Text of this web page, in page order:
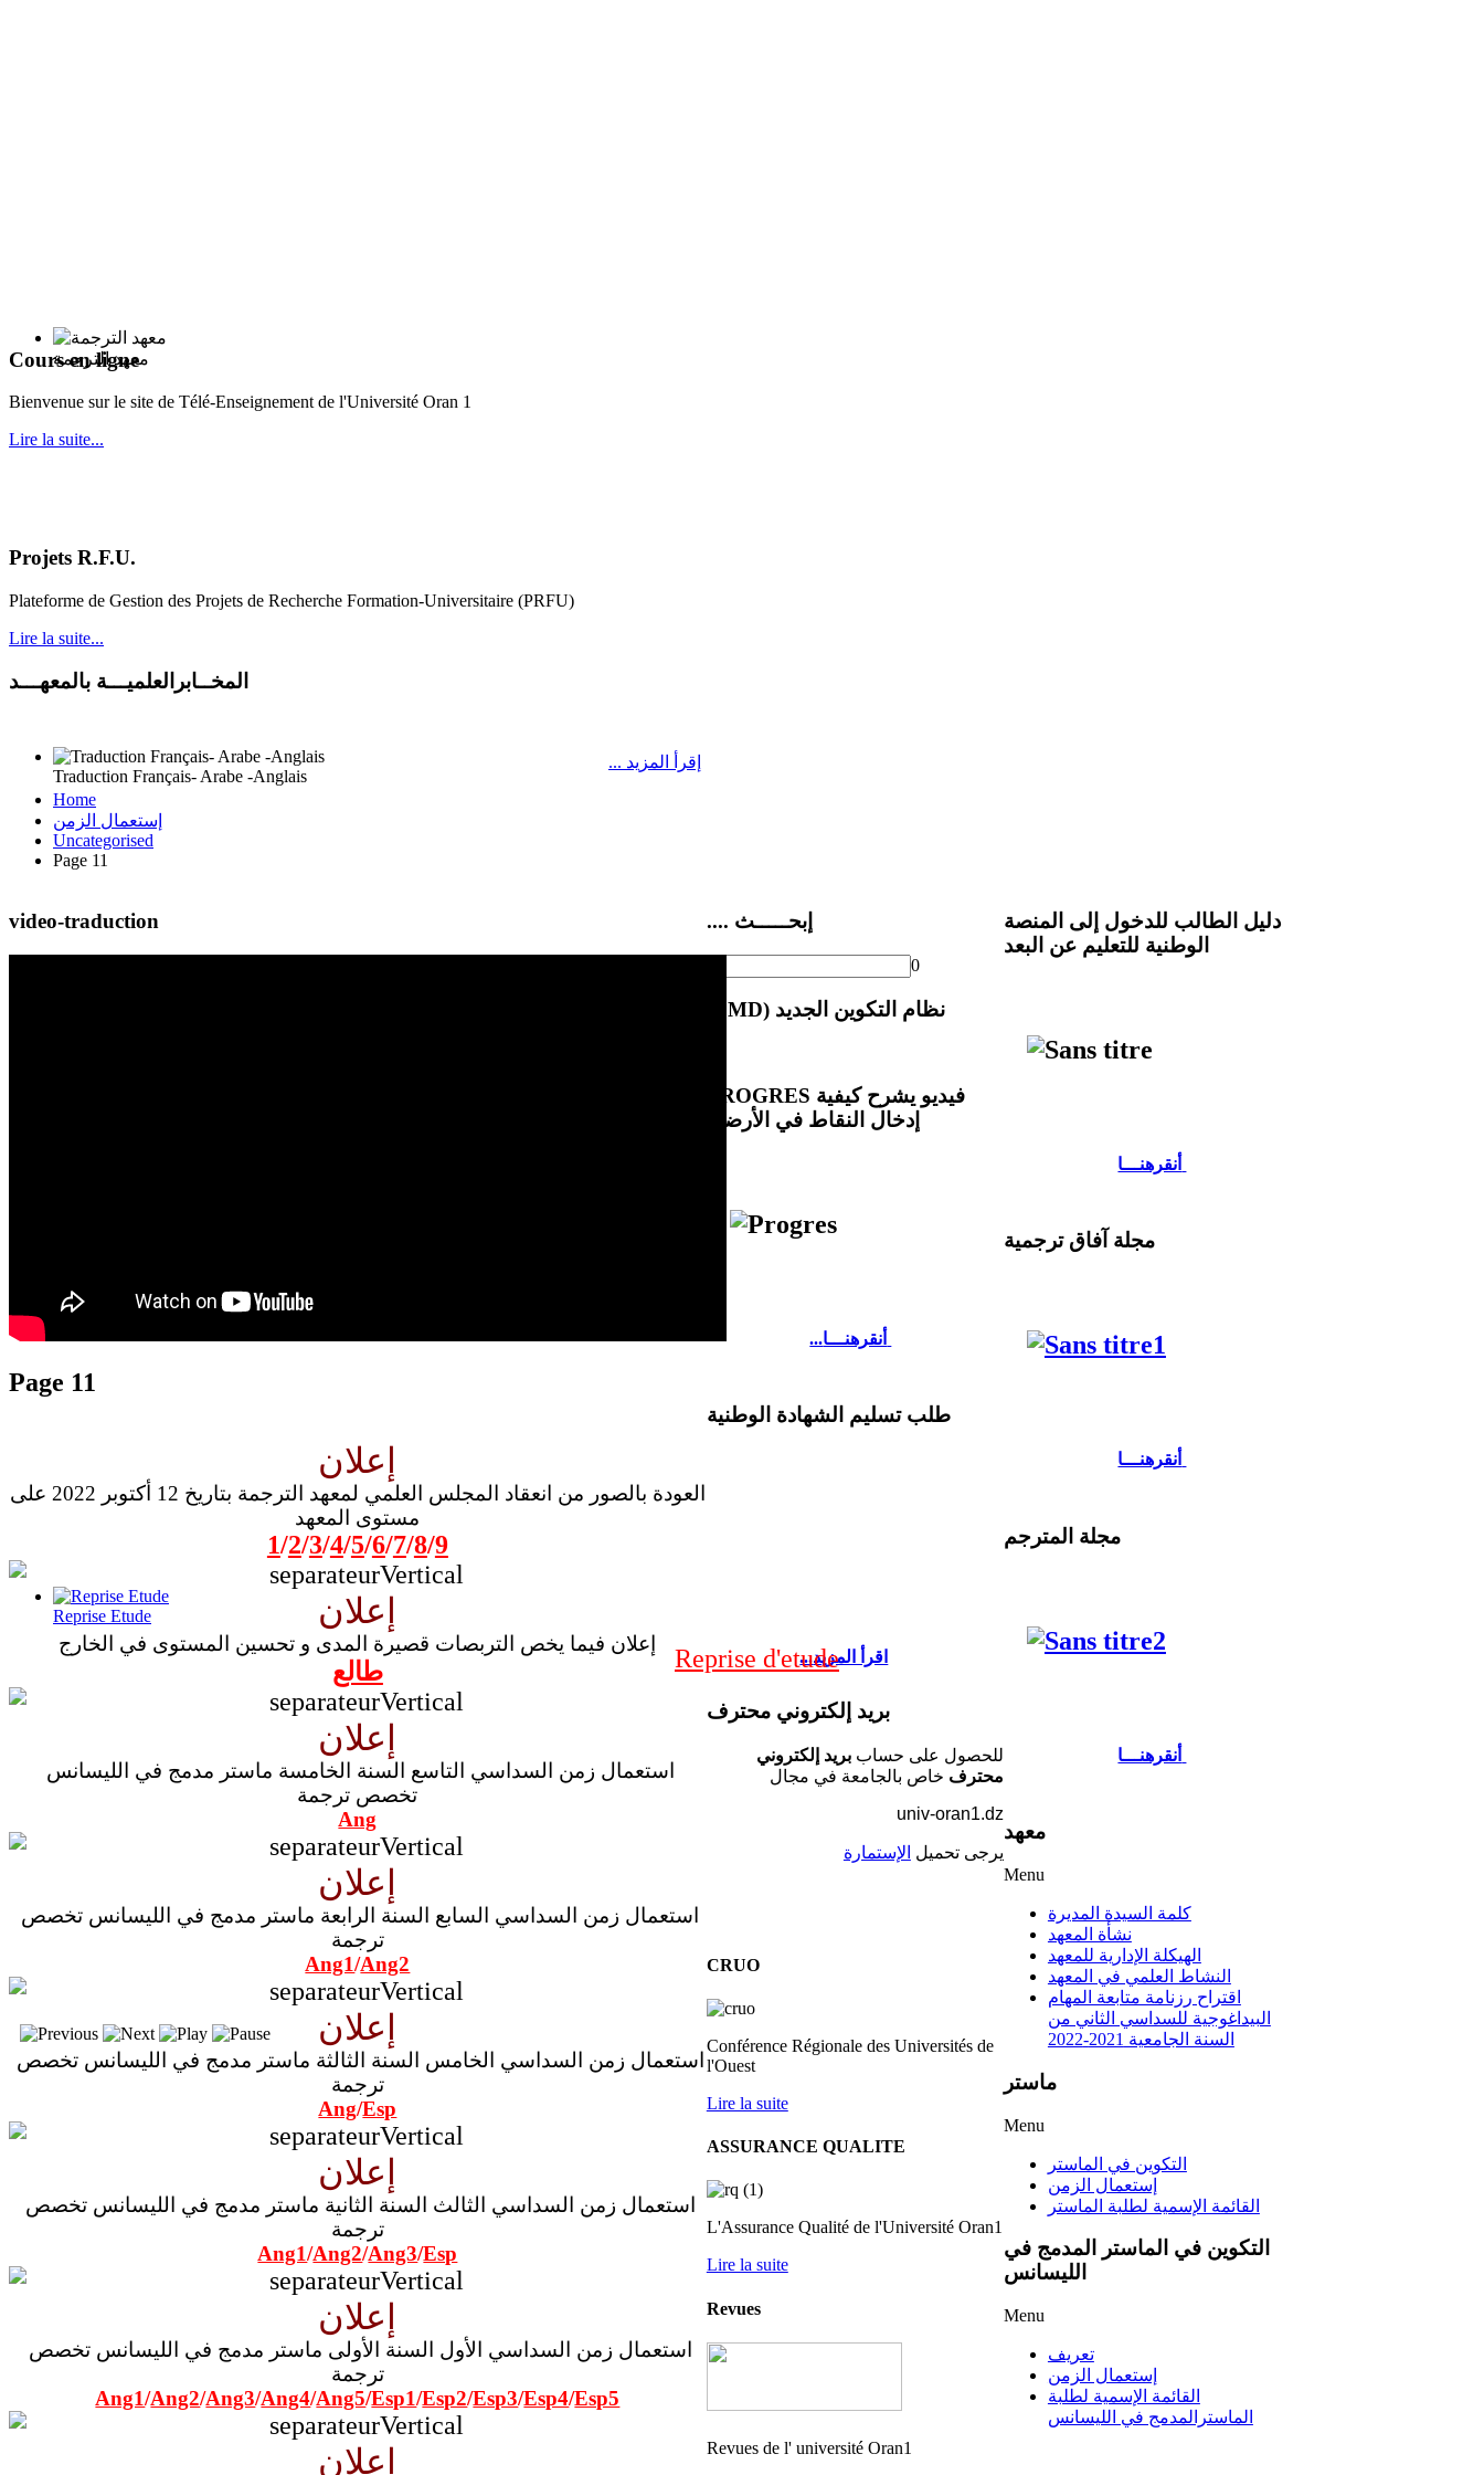
معهد الترجمة
Traduction Français- Arabe -Anglais
Reprise Etude
Reprise d'etude
Cours en ligne
Bienvenue sur le site de Télé-Enseignement de l'Université Oran 1
Lire la suite...
Projets R.F.U.
Plateforme de Gestion des Projets de Recherche Formation-Universitaire (PRFU)
Lire la suite...
المخــابرالعلميـــة بالمعهـــد
... إقرأ المزيد
Home
إستعمال الزمن
Uncategorised
Page 11
video-traduction
Page 11
إعلان
العودة بالصور من انعقاد المجلس العلمي لمعهد الترجمة بتاريخ 12 أكتوبر 2022 على
مستوى المعهد
1/2/3/4/5/6/7/8/9
إعلان
إعلان فيما يخص التربصات قصيرة المدى و تحسين المستوى في الخارج
طالع
إعلان
تخصص ترجمة
Ang
إعلان
ترجمة
Ang1/Ang2
إعلان
ترجمة
Ang/Esp
إعلان
ترجمة
Ang1/Ang2/Ang3/Esp
إعلان
ترجمة
Ang1/Ang2/Ang3/Ang4/Ang5/Esp1/Esp2/Esp3/Esp4/Esp5
إعلان
.... إبحـــــث
0
(LMD) نظام التكوين الجديد
PROGRES فيديو يشرح كيفية
إدخال النقاط في الأرضية
...أنقرهنـــا
طلب تسليم الشهادة الوطنية
...اقرأ المزيد
بريد إلكتروني محترف
للحصول على حساببريد إلكتروني
محترف خاص بالجامعة في مجال
univ-oran1.dz
يرجى تحميل الإستمارة
دليل الطالب للدخول إلى المنصة
الوطنية للتعليم عن البعد
أنقرهنـــا
مجلة آفاق ترجمية
أنقرهنـــا
مجلة المترجم
أنقرهنـــا
معهد
Menu
كلمة السيدة المديرة
نشأة المعهد
الهيكلة الإدارية للمعهد
النشاط العلمي في المعهد
اقتراح رزنامة متابعة المهام
البيداغوجية للسداسي الثاني من
السنة الجامعية 2021-2022
ماستر
Menu
التكوين في الماستر
إستعمال الزمن
القائمة الإسمية لطلبة الماستر
التكوين في الماستر المدمج في
الليسانس
Menu
تعريف
إستعمال الزمن
القائمة الإسمية لطلبة
الماسترالمدمج في الليسانس
CRUO
Conférence Régionale des Universités de
l'Ouest
Lire la suite
ASSURANCE QUALITE
L'Assurance Qualité de l'Université Oran1
Lire la suite
Revues
Revues de l' université Oran1